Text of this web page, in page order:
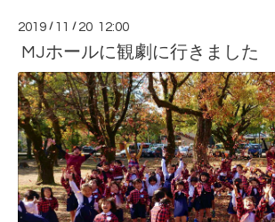
2019 / 11 / 20 12:00
MJホールに観劇に行きました